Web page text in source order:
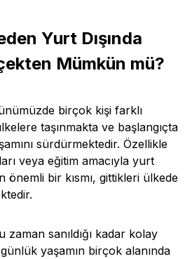
Yurt Dışında
Mümkün mü?
birçok kişi farklı
taşınmakta ve başlangıçta
sürdürmektedir. Özellikle
veya eğitim amacıyla yurt
önemli bir kısmı, gittikleri ülkede
sanıldığı kadar kolay
yaşamın birçok alanında